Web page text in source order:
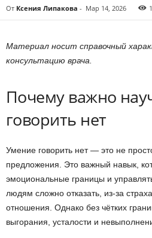
От Ксения Липакова - Мар 14, 2026
Материал носит справочный
консультацию врача.
Почему важно
говорить нет
Умение говорить нет — это не
предложения. Это важный навык,
эмоциональные границы и
людям сложно отказать, из-за
отношения. Однако без чётких
выгорания, усталости и